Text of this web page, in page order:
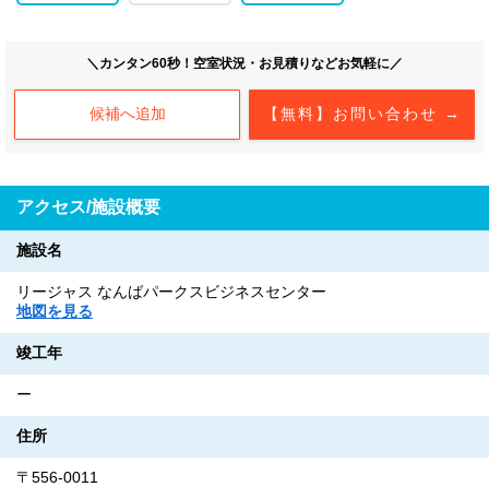
＼カンタン60秒！空室状況・お見積りなどお気軽に／
【無料】お問い合わせ →
候補へ追加
アクセス/施設概要
施設名
リージャス なんばパークスビジネスセンター
地図を見る
竣工年
ー
住所
〒556-0011